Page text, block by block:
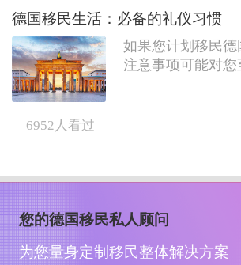
德国移民生活：必备的礼仪习惯
如果您计划移民
注意事项可能对您
6952 人看过
您的德国移民私人顾问
为您量身定制移民整体解决方案